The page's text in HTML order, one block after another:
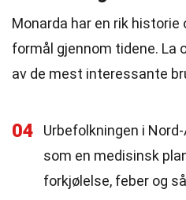
Monarda har en rik
formål gjennom tidene. La
av de mest interessante
04
Urbefolkningen i
som en medisinsk
forkjølelse, feber og